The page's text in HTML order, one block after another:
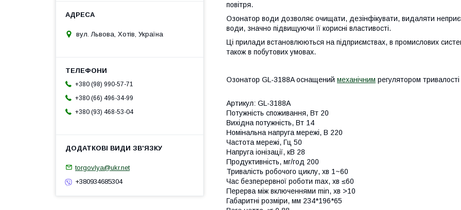
повітря.
Озонатор води дозволяє очищати, дезінфікувати, видаляти
води, значно підвищуючи її корисні властивості.
Ці прилади встановлюються на підприємствах, в промислових
також в побутових умовах.
Озонатор GL-3188A оснащений механічним регулятором
Артикул: GL-3188A
Потужність споживання, Вт 20
Вихідна потужність, Вт 14
Номінальна напруга мережі, В 220
Частота мережі, Гц 50
Напруга іонізації, кВ 28
Продуктивність, мг/год 200
Тривалість робочого циклу, хв 1~60
Час безперервної роботи max, хв ≤60
Перерва між включеннями min, хв >10
Габаритні розміри, мм 234*196*65
вул. Львова, Хотів, Україна
+380 (98) 990-57-71
+380 (66) 496-34-99
+380 (93) 468-53-04
torgovlya@ukr.net
+380934685304